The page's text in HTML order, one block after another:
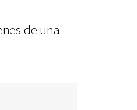
de una